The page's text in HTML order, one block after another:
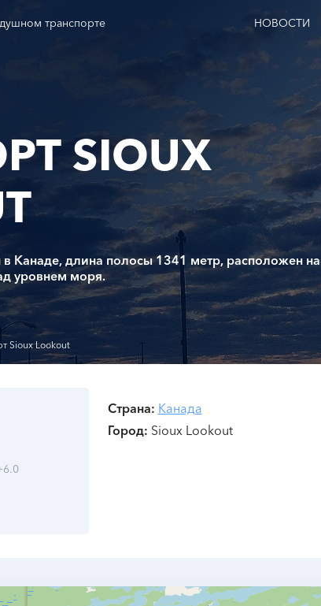
транспорте НОВОСТИ
SIOUX
Канаде, длина полосы 1341 метр, расположен на
уровнем моря.
Sioux Lookout
Страна Канада
Город Sioux Lookout